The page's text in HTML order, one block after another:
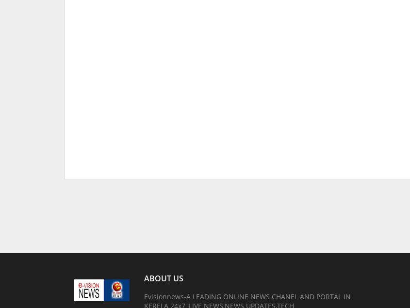
ABOUT US
Evisionnews-A LEADING ONLINE NEWS CHANEL AND PORTAL IN
KERELA 24x7 ,LIVE NEWS,NEWS UPDATES,TECH